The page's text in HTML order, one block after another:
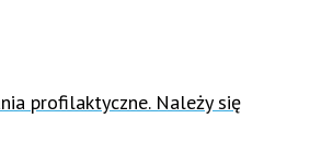
profilaktyczne. Należy się